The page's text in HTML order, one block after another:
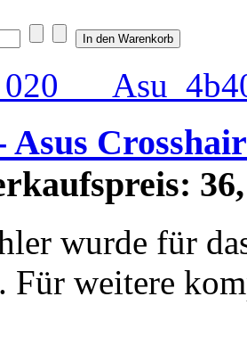
Asus
wurde für
Für weitere